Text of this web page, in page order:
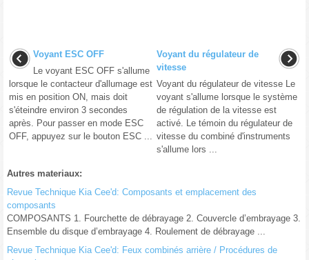
Voyant ESC OFF
Le voyant ESC OFF s'allume
lorsque le contacteur d'allumage est
mis en position ON, mais doit
s'éteindre environ 3 secondes
après. Pour passer en mode ESC
OFF, appuyez sur le bouton ESC ...
Voyant du régulateur de
vitesse
Voyant du régulateur de vitesse Le
voyant s'allume lorsque le système
de régulation de la vitesse est
activé. Le témoin du régulateur de
vitesse du combiné d'instruments
s'allume lors ...
Autres materiaux:
Revue Technique Kia Cee'd: Composants et emplacement des
composants
COMPOSANTS 1. Fourchette de débrayage 2. Couvercle d’embrayage 3.
Ensemble du disque d’embrayage 4. Roulement de débrayage ...
Revue Technique Kia Cee'd: Feux combinés arrière / Procédures de